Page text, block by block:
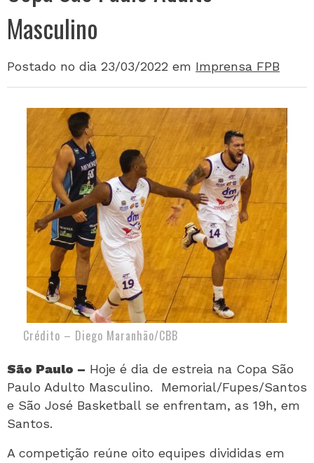
Masculino
Postado no dia 23/03/2022 em Imprensa FPB
Crédito – Diego Maranhão/CBB
São Paulo – Hoje é dia de estreia na Copa São
Paulo Adulto Masculino. Memorial/Fupes/Santos
e São José Basketball se enfrentam, as 19h, em
Santos.
A competição reúne oito equipes divididas em